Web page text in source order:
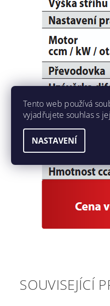
SOUVISEJÍCÍ
Tento web používá
vyjadřujete souhlas s
NASTAVENÍ